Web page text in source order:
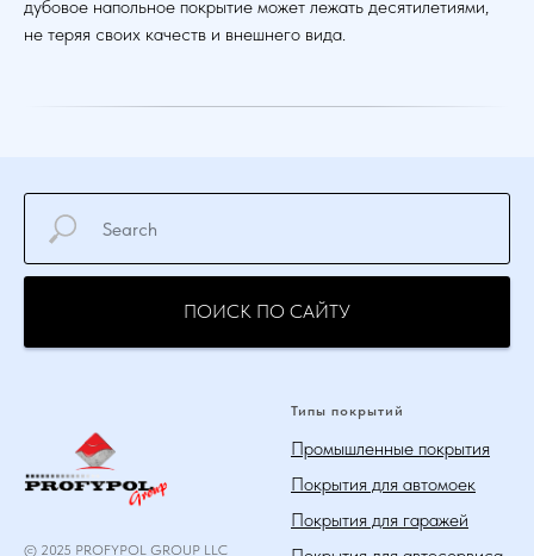
дубовое напольное покрытие может лежать десятилетиями,
не теряя своих качеств и внешнего вида.
ПОИСК ПО САЙТУ
© 2025 PROFYPOL GROUP LLC
Типы покрытий
Промышленные покрытия
Покрытия для автомоек
Покрытия для гаражей